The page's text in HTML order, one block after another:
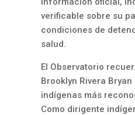
verificable sobre su
condiciones de
salud.
El Observatorio
Brooklyn Rivera
indígenas más
Como dirigente